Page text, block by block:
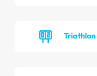
Triathlon